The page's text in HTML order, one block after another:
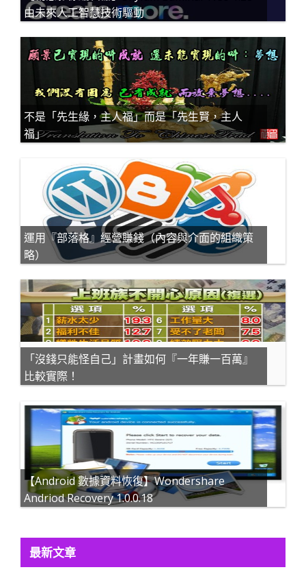
由未來人工智慧技術驅動
不是「先生緣，主人福」而是「先生賢，主人
福」
運用『部落格』經營賺錢（內容與介面的組織策
略）
「沒錢只能怪自己」計畫如何『一年賺一百萬』
比較實際！
【Android 數據資料恢復】Wondershare
Andriod Recovery 1.0.0.18
最新文章